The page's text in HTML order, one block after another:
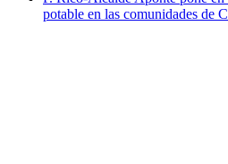
potable en las comunidades de